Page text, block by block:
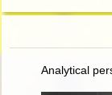
Analytical